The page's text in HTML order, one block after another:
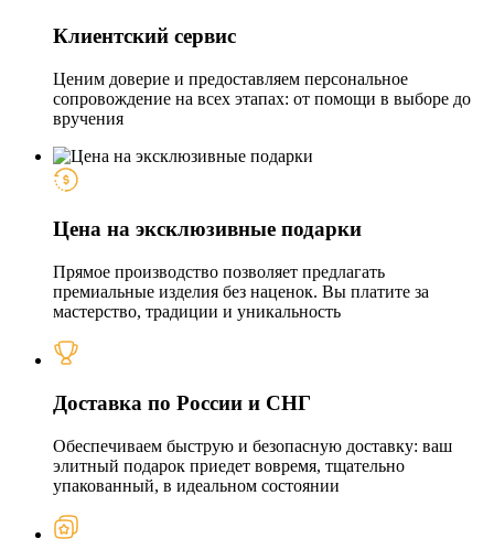
Клиентский сервис
Ценим доверие и предоставляем персональное
сопровождение на всех этапах: от помощи в выборе до
вручения
Цена на эксклюзивные подарки
Прямое производство позволяет предлагать
премиальные изделия без наценок. Вы платите за
мастерство, традиции и уникальность
Доставка по России и СНГ
Обеспечиваем быструю и безопасную доставку: ваш
элитный подарок приедет вовремя, тщательно
упакованный, в идеальном состоянии